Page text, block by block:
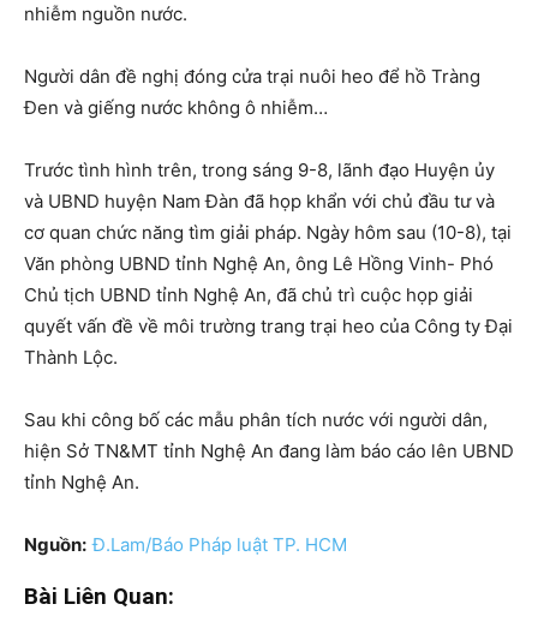
nhiễm nguồn nước.
Người dân đề nghị đóng cửa trại nuôi heo để hồ Tràng
Đen và giếng nước không ô nhiễm…
Trước tình hình trên, trong sáng 9-8, lãnh đạo Huyện ủy
và UBND huyện Nam Đàn đã họp khẩn với chủ đầu tư và
cơ quan chức năng tìm giải pháp. Ngày hôm sau (10-8), tại
Văn phòng UBND tỉnh Nghệ An, ông Lê Hồng Vinh- Phó
Chủ tịch UBND tỉnh Nghệ An, đã chủ trì cuộc họp giải
quyết vấn đề về môi trường trang trại heo của Công ty Đại
Thành Lộc.
Sau khi công bố các mẫu phân tích nước với người dân,
hiện Sở TN&MT tỉnh Nghệ An đang làm báo cáo lên UBND
tỉnh Nghệ An.
Nguồn: Đ.Lam/Báo Pháp luật TP. HCM
Bài Liên Quan: